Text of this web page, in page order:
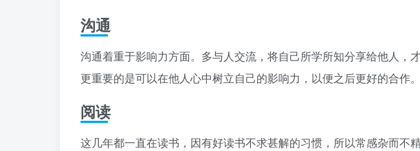
沟通
沟通着重于影响力方面。多与人交流，将自己所学所知分享给他人，
更重要的是可以在他人心中树立自己的影响力，以便之后更好的合作。
阅读
这几年都一直在读书，因有好读书不求甚解的习惯，所以常感杂而不